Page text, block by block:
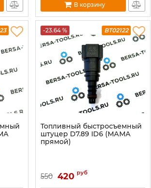
В корзину
-23.64 % BT02122
Топливный быстросъемный
штуцер D7.89 ID6 (МАМА
прямой)
550 420 руб